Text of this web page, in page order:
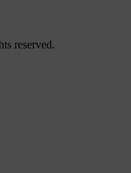
reserved.